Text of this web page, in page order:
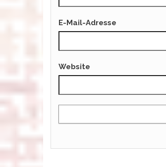
E-Mail-Adresse
Website